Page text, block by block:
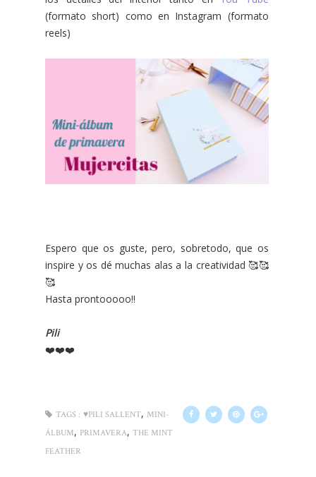
(formato short) como en Instagram (formato
reels)
Espero que os guste, pero, sobretodo, que os
inspire y os dé muchas alas a la creatividad 🥰🥰
🥰
Hasta prontooooo!!
Pili
❤️❤️❤️
TAGS : ♥PILI SALLENT, MINI-
ÁLBUM, PRIMAVERA, THE MINT
FEATHER